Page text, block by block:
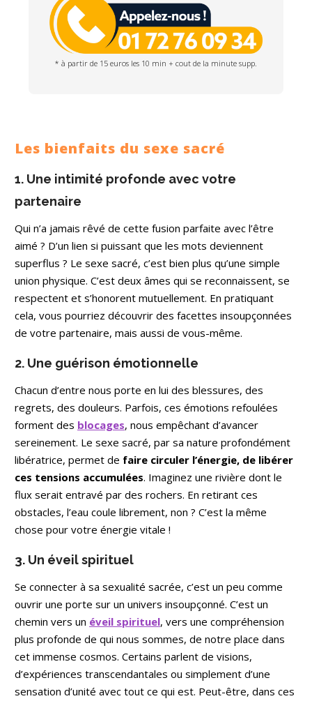
* à partir de 15 euros les 10 min + cout de la minute supp.
Les bienfaits du sexe sacré
1. Une intimité profonde avec votre
partenaire
Qui n’a jamais rêvé de cette fusion parfaite avec l’être
aimé ? D’un lien si puissant que les mots deviennent
superflus ? Le sexe sacré, c’est bien plus qu’une simple
union physique. C’est deux âmes qui se reconnaissent, se
respectent et s’honorent mutuellement. En pratiquant
cela, vous pourriez découvrir des facettes insoupçonnées
de votre partenaire, mais aussi de vous-même.
2. Une guérison émotionnelle
Chacun d’entre nous porte en lui des blessures, des
regrets, des douleurs. Parfois, ces émotions refoulées
forment des blocages, nous empêchant d’avancer
sereinement. Le sexe sacré, par sa nature profondément
libératrice, permet de faire circuler l’énergie, de libérer
ces tensions accumulées. Imaginez une rivière dont le
flux serait entravé par des rochers. En retirant ces
obstacles, l’eau coule librement, non ? C’est la même
chose pour votre énergie vitale !
3. Un éveil spirituel
Se connecter à sa sexualité sacrée, c’est un peu comme
ouvrir une porte sur un univers insoupçonné. C’est un
chemin vers un éveil spirituel, vers une compréhension
plus profonde de qui nous sommes, de notre place dans
cet immense cosmos. Certains parlent de visions,
d’expériences transcendantales ou simplement d’une
sensation d’unité avec tout ce qui est. Peut-être, dans ces